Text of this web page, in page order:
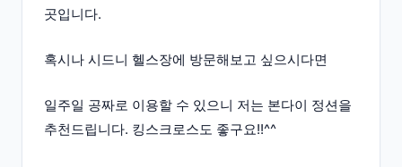
곳입니다.
혹시나 시드니 헬스장에 방문해보고 싶으시다면
일주일 공짜로 이용할 수 있으니 저는 본다이 정션을
추천드립니다. 킹스크로스도 좋구요!!^^